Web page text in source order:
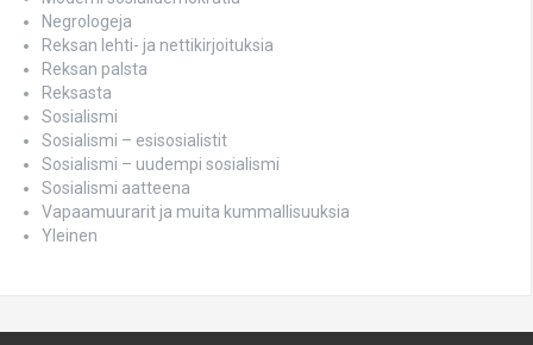
Negrologeja
Reksan lehti- ja nettikirjoituksia
Reksan palsta
Reksasta
Sosialismi
Sosialismi – esisosialistit
Sosialismi – uudempi sosialismi
Sosialismi aatteena
Vapaamuurarit ja muita kummallisuuksia
Yleinen